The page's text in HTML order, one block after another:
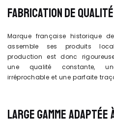
FABRICATION DE
Marque française historique
assemble ses produits
production est donc
une qualité constante,
irréprochable et une parfaite
LARGE GAMME ADAPTÉE